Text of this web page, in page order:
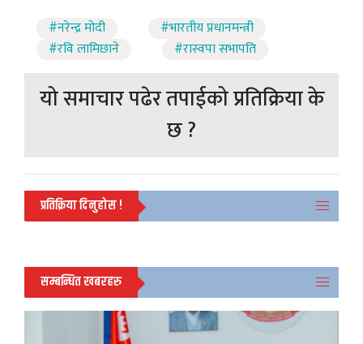
#नरेन्द्र मोदी
#भारतीय प्रधानमन्त्री
#रवि लामिछाने
#रास्वपा सभापति
यो समाचार पढेर तपाईको प्रतिक्रिया के
छ ?
प्रतिक्रिया दिनुहोस !
सम्बन्धित खबरहरु